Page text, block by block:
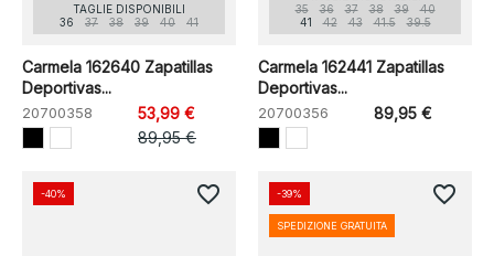
TAGLIE DISPONIBILI
36
37 38 39 40 41
Carmela 162640 Zapatillas
Deportivas...
20700358
53,99 €
89,95 €
35
36 37 38 39
40
41
42 43 41.5 39.5
Carmela 162441 Zapatillas
Deportivas...
20700356 89,95 €
-40% favorite_border -39%
SPEDIZIONE GRATUITA
favorite_border